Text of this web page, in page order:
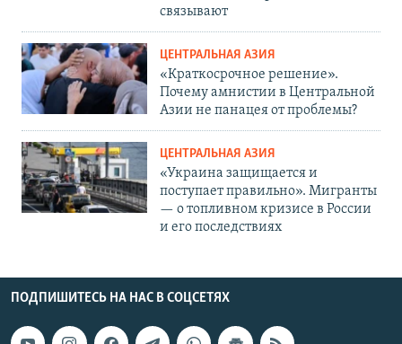
связывают
ЦЕНТРАЛЬНАЯ АЗИЯ
«Краткосрочное решение».
Почему амнистии в Центральной
Азии не панацея от проблемы?
ЦЕНТРАЛЬНАЯ АЗИЯ
«Украина защищается и
поступает правильно». Мигранты
— о топливном кризисе в России
и его последствиях
ПОДПИШИТЕСЬ НА НАС В СОЦСЕТЯХ